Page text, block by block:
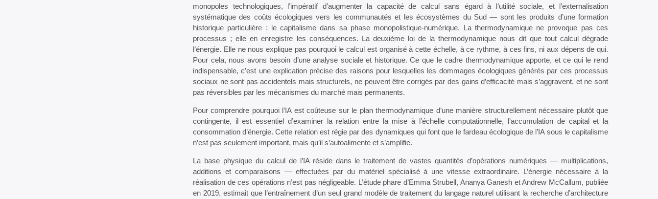
monopoles technologiques, l’impératif d’augmenter la capacité de calcul sans égard à l’utilité sociale, et l’externalisation
systématique des coûts écologiques vers les communautés et les écosystèmes du Sud — sont les produits d’une formation
historique particulière : le capitalisme dans sa phase monopolistique-numérique. La thermodynamique ne provoque pas ces
processus ; elle en enregistre les conséquences. La deuxième loi de la thermodynamique nous dit que tout calcul dégrade
l’énergie. Elle ne nous explique pas pourquoi le calcul est organisé à cette échelle, à ce rythme, à ces fins, ni aux dépens de qui.
Pour cela, nous avons besoin d’une analyse sociale et historique. Ce que le cadre thermodynamique apporte, et ce qui le rend
indispensable, c’est une explication précise des raisons pour lesquelles les dommages écologiques générés par ces processus
sociaux ne sont pas accidentels mais structurels, ne peuvent être corrigés par des gains d’efficacité mais s’aggravent, et ne sont
pas réversibles par les mécanismes du marché mais permanents.
Pour comprendre pourquoi l’IA est coûteuse sur le plan thermodynamique d’une manière structurellement nécessaire plutôt que
contingente, il est essentiel d’examiner la relation entre la mise à l’échelle computationnelle, l’accumulation de capital et la
consommation d’énergie. Cette relation est régie par des dynamiques qui font que le fardeau écologique de l’IA sous le capitalisme
n’est pas seulement important, mais qu’il s’autoalimente et s’amplifie.
La base physique du calcul de l’IA réside dans le traitement de vastes quantités d’opérations numériques — multiplications,
additions et comparaisons — effectuées par du matériel spécialisé à une vitesse extraordinaire. L’énergie nécessaire à la
réalisation de ces opérations n’est pas négligeable. L’étude phare d’Emma Strubell, Ananya Ganesh et Andrew McCallum, publiée
en 2019, estimait que l’entraînement d’un seul grand modèle de traitement du langage naturel utilisant la recherche d’architecture